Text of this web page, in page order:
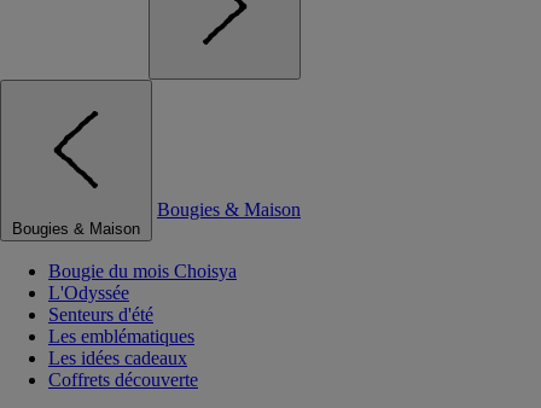
Bougies & Maison
Bougies & Maison
Bougie du mois Choisya
L'Odyssée
Senteurs d'été
Les emblématiques
Les idées cadeaux
Coffrets découverte